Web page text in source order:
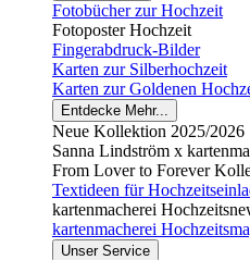
Fotobücher zur Hochzeit
Fotoposter Hochzeit
Fingerabdruck-Bilder
Karten zur Silberhochzeit
Karten zur Goldenen
Entdecke Mehr...
Neue Kollektion 2025/2026
Sanna Lindström x
From Lover to Forever
Textideen für
kartenmacherei
kartenmacherei
Unser Service